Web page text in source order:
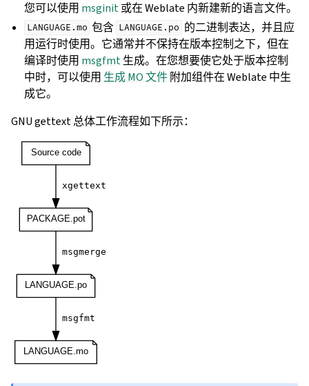
您可以使用 msginit或在 Weblate 内新建新的语言文件。
LANGUAGE.mo 包含 LANGUAGE.po 的二进制表达，并且应
用运行时使用。它通常并不保持在版本控制之下，但在
编译时使用 msgfmt生成。在您想要使它处于版本控制
中时，可以使用 生成 MO 文件附加组件在 Weblate 中生
成它。
GNU gettext 总体工作流程如下所示：